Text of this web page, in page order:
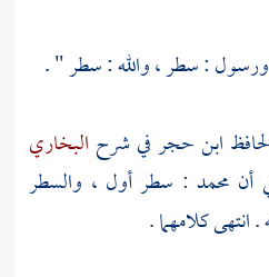
: سطر ، والله : سطر " .
ابن حجرفي شرح البخاري
أن محمد : سطر أول ، والسطر
انتهى كلامهما .